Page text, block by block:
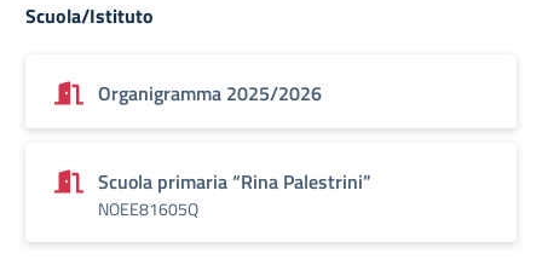
Scuola/Istituto
Organigramma 2025/2026
Scuola primaria “Rina Palestrini”
NOEE81605Q